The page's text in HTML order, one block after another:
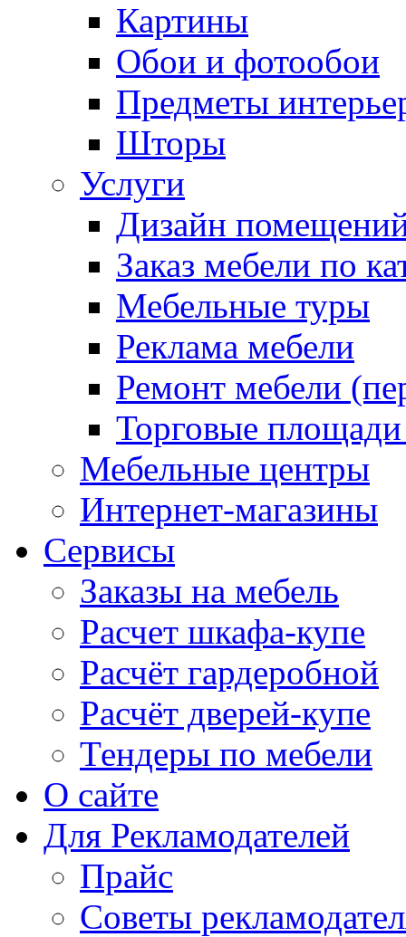
Картины
Обои и фотообои
Предметы
Шторы
Услуги
Дизайн
Заказ мебели по
Мебельные туры
Реклама мебели
Ремонт мебели
Торговые
Мебельные центры
Интернет-магазины
Сервисы
Заказы на мебель
Расчет шкафа-купе
Расчёт гардеробной
Расчёт дверей-купе
Тендеры по мебели
О сайте
Для Рекламодателей
Прайс
Советы